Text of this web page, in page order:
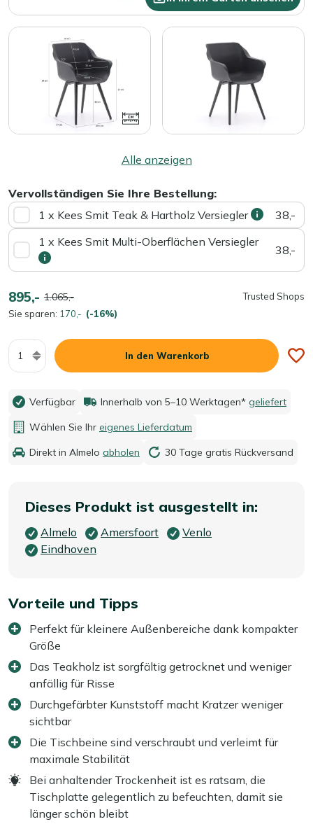
Alle anzeigen
Vervollständigen Sie Ihre Bestellung:
1 x Kees Smit Teak & Hartholz Versiegler
38,-
1 x Kees Smit Multi-Oberflächen Versiegler
38,-
895,- 1.065,-
Sie sparen: 170,- (-16%)
Trusted Shops
Menge
In den Warenkorb
Verfügbar Innerhalb von 5–10 Werktagen* geliefert
Wählen Sie Ihr eigenes Lieferdatum
Direkt in Almelo abholen 30 Tage gratis Rückversand
Dieses Produkt ist ausgestellt in:
Almelo Amersfoort
Venlo
Eindhoven
Vorteile und Tipps
Perfekt für kleinere Außenbereiche dank kompakter
Größe
Das Teakholz ist sorgfältig getrocknet und weniger
anfällig für Risse
Durchgefärbter Kunststoff macht Kratzer weniger
sichtbar
Die Tischbeine sind verschraubt und verleimt für
maximale Stabilität
Bei anhaltender Trockenheit ist es ratsam, die
Tischplatte gelegentlich zu befeuchten, damit sie
länger schön bleibt